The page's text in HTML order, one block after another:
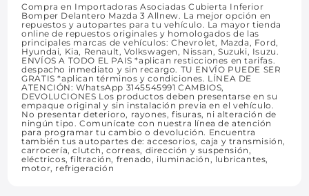
Compra en Importadoras Asociadas Cubierta Inferior
Bomper Delantero Mazda 3 Allnew. La mejor opción en
repuestos y autopartes para tu vehículo. La mayor tienda
online de repuestos originales y homologados de las
principales marcas de vehículos: Chevrolet, Mazda, Ford,
Hyundai, Kia, Renault, Volkswagen, Nissan, Suzuki, Isuzu.
ENVÍOS A TODO EL PAIS *aplican resticciones en tarifas.
despacho inmediato y sin recargo. TU ENVÍO PUEDE SER
GRATIS *aplican términos y condiciones. LÍNEA DE
ATENCIÓN: WhatsApp 3145545991 CAMBIOS,
DEVOLUCIONES Los productos deben presentarse en su
empaque original y sin instalación previa en el vehículo.
No presentar deterioro, rayones, fisuras, ni alteración de
ningún tipo. Comunícate con nuestra línea de atención
para programar tu cambio o devolución. Encuentra
también tus autopartes de: accesorios, caja y transmisión,
carrocería, clutch, correas, dirección y suspensión,
eléctricos, filtración, frenado, iluminación, lubricantes,
motor, refrigeración